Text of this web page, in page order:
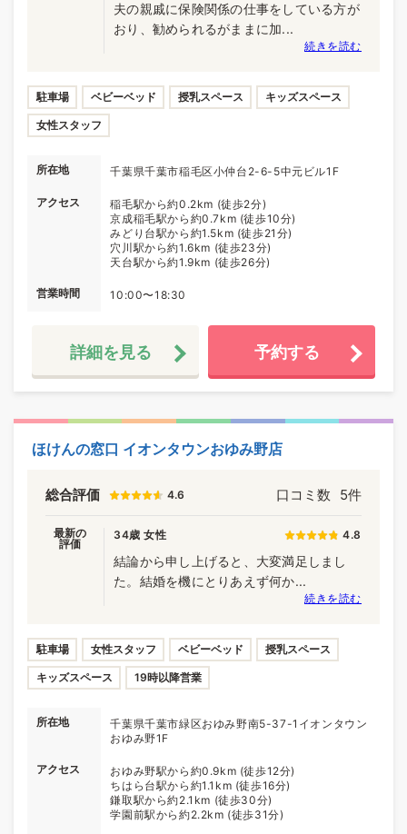
夫の親戚に保険関係の仕事をしている方が
おり、勧められるがままに加...
続きを読む
駐車場 ベビーベッド 授乳スペース キッズスペース
女性スタッフ
所在地 千葉県千葉市稲毛区小仲台2-6-5中元ビル1F
アクセス
稲毛駅から約0.2km (徒歩2分)
京成稲毛駅から約0.7km (徒歩10分)
みどり台駅から約1.5km (徒歩21分)
穴川駅から約1.6km (徒歩23分)
天台駅から約1.9km (徒歩26分)
営業時間 10:00〜18:30
詳細を見る 予約する
ほけんの窓口 イオンタウンおゆみ野店
総合評価 4.6 口コミ数 5件
最新の
評価
34歳 女性 4.8
結論から申し上げると、大変満足しまし
た。結婚を機にとりあえず何か...
続きを読む
駐車場 女性スタッフ ベビーベッド 授乳スペース
キッズスペース 19時以降営業
所在地
千葉県千葉市緑区おゆみ野南5-37-1イオンタウン
おゆみ野1F
アクセス
おゆみ野駅から約0.9km (徒歩12分)
ちはら台駅から約1.1km (徒歩16分)
鎌取駅から約2.1km (徒歩30分)
学園前駅から約2.2km (徒歩31分)